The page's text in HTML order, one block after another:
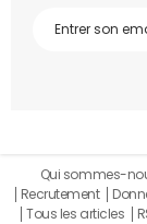
Qui sommes-
Recrutement
Tous les articles